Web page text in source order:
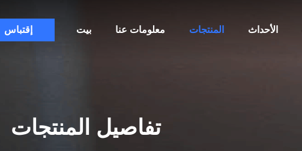
بيت معلومات عنا المنتجات الأحداث إقتباس
تفاصيل المنتجات